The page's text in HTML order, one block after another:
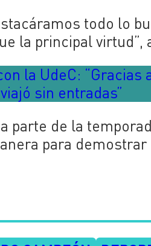
todo lo
la principal virtud”,
la UdeC: “Gracias
sin entradas”
parte de la
para